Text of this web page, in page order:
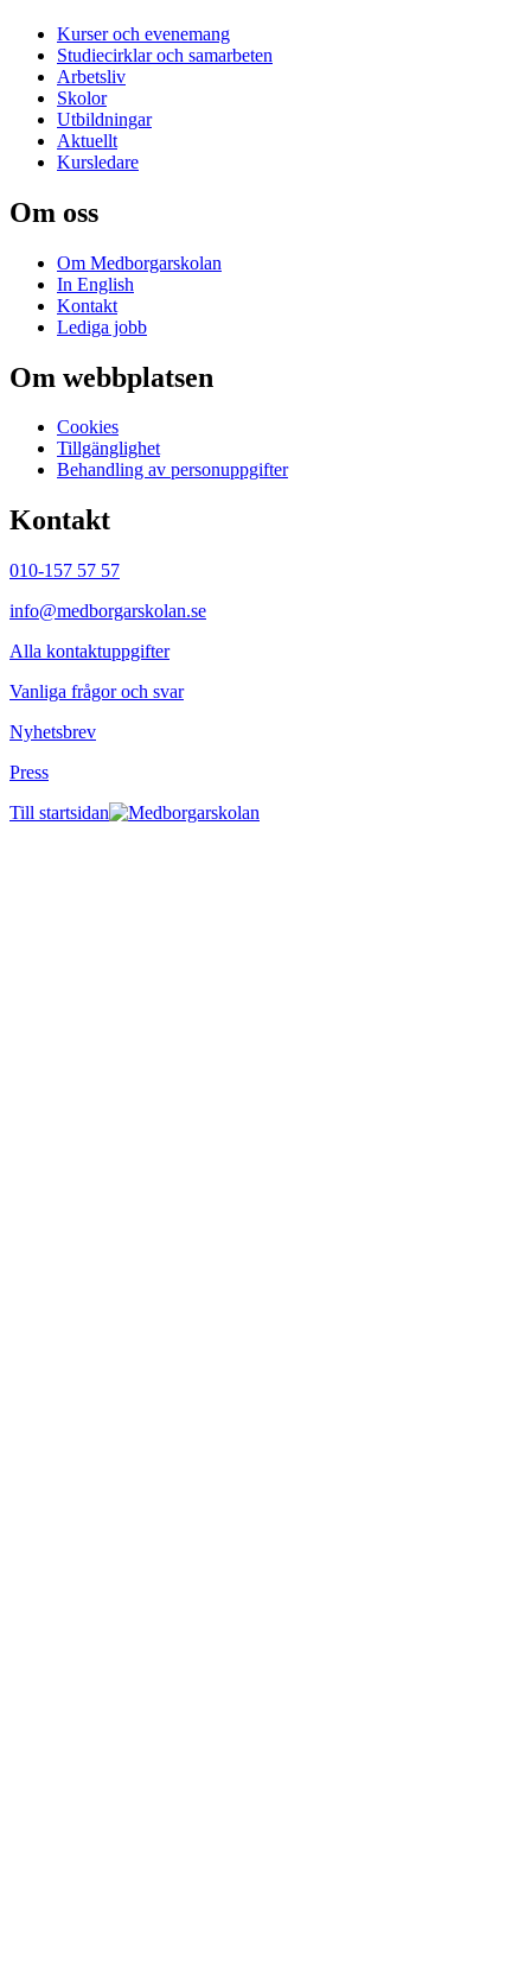
Kurser och evenemang
Studiecirklar och samarbeten
Arbetsliv
Skolor
Utbildningar
Aktuellt
Kursledare
Om oss
Om Medborgarskolan
In English
Kontakt
Lediga jobb
Om webbplatsen
Cookies
Tillgänglighet
Behandling av personuppgifter
Kontakt
010-157 57 57
info@medborgarskolan.se
Alla kontaktuppgifter
Vanliga frågor och svar
Nyhetsbrev
Press
Till startsidan